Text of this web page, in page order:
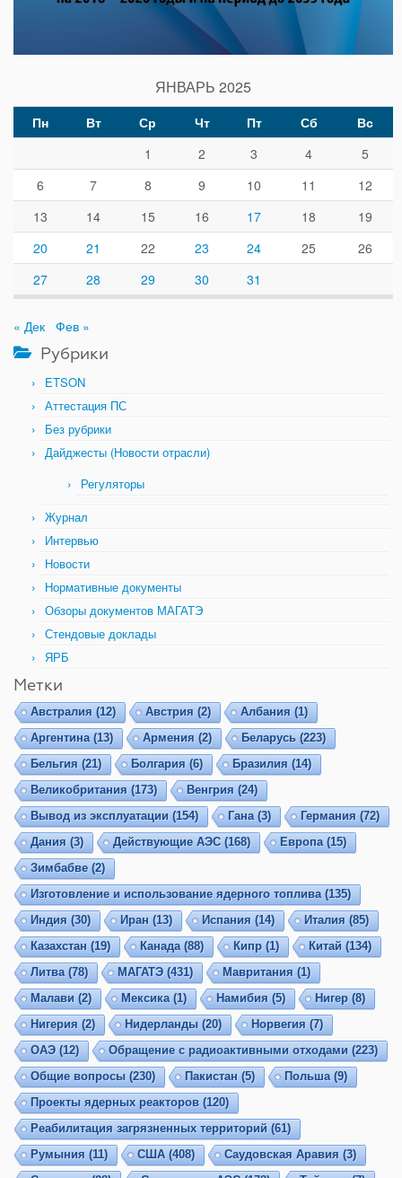
ЯНВАРЬ 2025
Пн Вт Ср Чт Пт Сб
Вс
1
2 3 4
5
6
7 8 9 10 11
12
13
14 15 16 17 18
19
20
21 22 23 24 25
26
27
28 29 30 31
« Дек Фев »
Рубрики
ETSON
Аттестация ПС
Без рубрики
Дайджесты (Новости отрасли)
Регуляторы
Журнал
Интервью
Новости
Нормативные документы
Обзоры документов МАГАТЭ
Стендовые доклады
ЯРБ
Метки
Австралия (12) Австрия (2) Албания (1)
Аргентина(13) Армения (2) Беларусь (223)
Бельгия (21) Болгария (6) Бразилия (14)
Великобритания (173) Венгрия (24)
Вывод из эксплуатации (154) Гана(3) Германия (72)
Дания (3) Действующие АЭС(168) Европа(15)
Зимбабве (2)
Изготовление и использование ядерного топлива(135)
Индия (30) Иран (13) Испания (14) Италия (85)
Казахстан (19) Канада(88) Кипр (1) Китай (134)
Литва(78) МАГАТЭ(431) Мавритания (1)
Малави (2) Мексика(1) Намибия (5) Нигер (8)
Нигерия (2) Нидерланды (20) Норвегия (7)
ОАЭ(12) Обращение с радиоактивными отходами (223)
Общие вопросы (230) Пакистан (5) Польша(9)
Проекты ядерных реакторов (120)
Реабилитация загрязненных территорий (61)
Румыния (11) США (408) Саудовская Аравия (3)